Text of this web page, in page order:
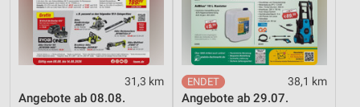
31,3 km
Angebote ab 08.08.
38,1 km
Angebote ab 29.07.
Funktional
Werbung